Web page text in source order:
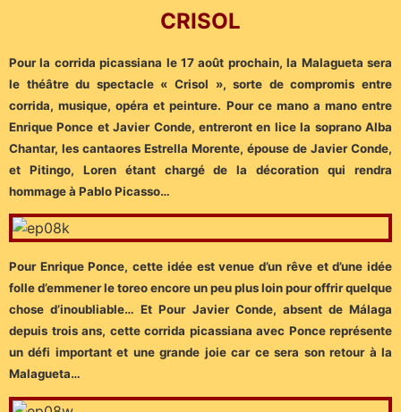
CRISOL
Pour la corrida picassiana le 17 août prochain, la Malagueta sera
le théâtre du spectacle « Crisol », sorte de compromis entre
corrida, musique, opéra et peinture. Pour ce mano a mano entre
Enrique Ponce et Javier Conde, entreront en lice la soprano Alba
Chantar, les cantaores Estrella Morente, épouse de Javier Conde,
et Pitingo, Loren étant chargé de la décoration qui rendra
hommage à Pablo Picasso…
Pour Enrique Ponce, cette idée est venue d’un rêve et d’une idée
folle d’emmener le toreo encore un peu plus loin pour offrir quelque
chose d’inoubliable… Et Pour Javier Conde, absent de Málaga
depuis trois ans, cette corrida picassiana avec Ponce représente
un défi important et une grande joie car ce sera son retour à la
Malagueta…